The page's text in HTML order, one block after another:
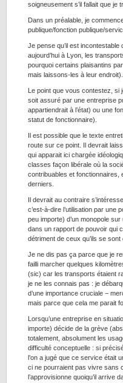
soigneusement s’il fallait que je
Dans un préalable, je
publique/fonction publique/
Je pense qu’il est
aujourd’hui à Lyon, les
pourquoi certains plaisantins
mais laissons-les à leur endroit).
Le point que vous contestez, si
soit assuré par une entreprise
appartiendrait à l’état) ou une
statut de fonctionnaire).
Il est possible que le texte
route sur ce point. Il devrait
qui apparait ici chargée
classes façon libérale où la
contribuables et fonctionnaires,
derniers.
Il devrait au contraire
c’est-à-dire l’utilisation par une
peu importe) d’un monopole
dans un rapport de pouvoir qui
détriment de ceux qu’ils se sont
Je ne dis pas ça parce que je
failli marcher quelques
(sic) car les transports étaient
je ne les connais pas : je
d’une importance cruciale −
mais parce que cela me parait
Lorsqu’une entreprise en
importe) décide de la grève
totalement, absolument les
difficulté conceptuelle : si
l’on a jugé que ce service était
ci ne pourraient pas vivre sans
l’approvisionne quoiqu’il arrive